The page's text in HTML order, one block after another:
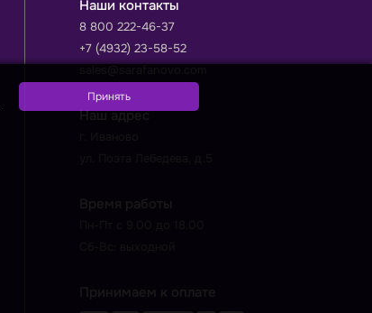
Наши контакты
8 800 222-46-37
+7 (4932) 23-58-52
Наш адрес
Время работы
Принимаем к оплате